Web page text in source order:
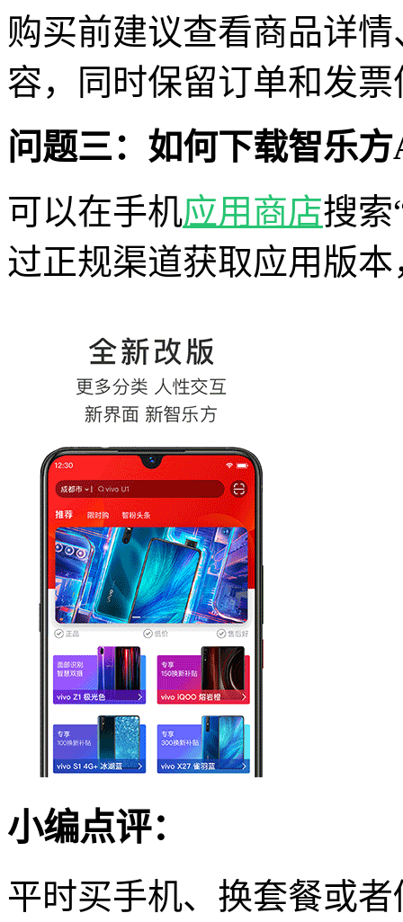
购买前建议查看商品详
容，同时保留订单和发
问题三：如何下载智乐
可以在手机应用商店搜索
过正规渠道获取应用版
小编点评：
平时买手机、换套餐或